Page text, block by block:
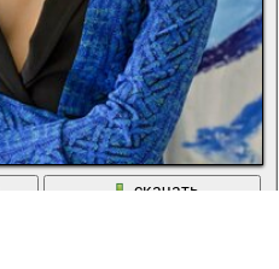
скачать